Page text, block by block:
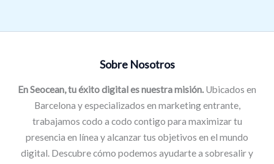
Sobre Nosotros
En Seocean, tu éxito digital es nuestra misión. Ubicados en
Barcelona y especializados en marketing entrante,
trabajamos codo a codo contigo para maximizar tu
presencia en línea y alcanzar tus objetivos en el mundo
digital. Descubre cómo podemos ayudarte a sobresalir y